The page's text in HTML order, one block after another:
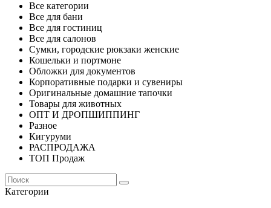
Все категории
Все для бани
Все для гостиниц
Все для салонов
Сумки, городские рюкзаки женские
Кошельки и портмоне
Обложки для документов
Корпоративные подарки и сувениры
Оригинальные домашние тапочки
Товары для животных
ОПТ И ДРОПШИППИНГ
Разное
Кигуруми
РАСПРОДАЖА
ТОП Продаж
Категории